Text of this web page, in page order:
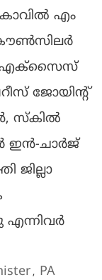
എം
എക്സൈസ്
ജോയിൻ്റ്
സ്കിൽ
ഇൻ-ചാർജ്
, PA